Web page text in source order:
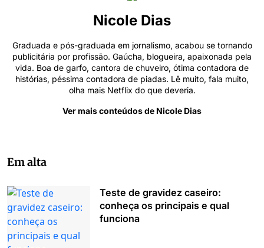
Nicole Dias
Graduada e pós-graduada em jornalismo, acabou se tornando
publicitária por profissão. Gaúcha, blogueira, apaixonada pela
vida. Boa de garfo, cantora de chuveiro, ótima contadora de
histórias, péssima contadora de piadas. Lê muito, fala muito,
olha mais Netflix do que deveria.
Ver mais conteúdos de Nicole Dias
Em alta
Teste de gravidez caseiro:
conheça os principais e qual
funciona